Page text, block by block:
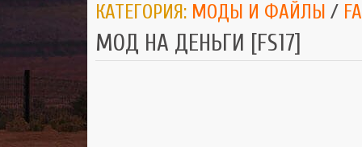
КАТЕГОРИЯ: МОДЫ И ФАЙЛЫ /
МОД НА ДЕНЬГИ [FS17]